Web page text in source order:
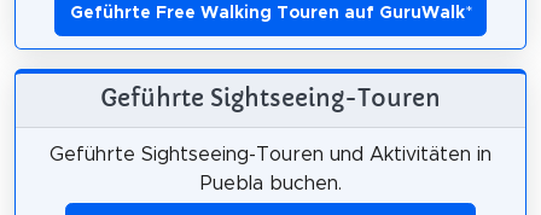
Geführte Free Walking Touren auf GuruWalk*
Geführte Sightseeing-Touren
Geführte Sightseeing-Touren und Aktivitäten in
Puebla buchen.